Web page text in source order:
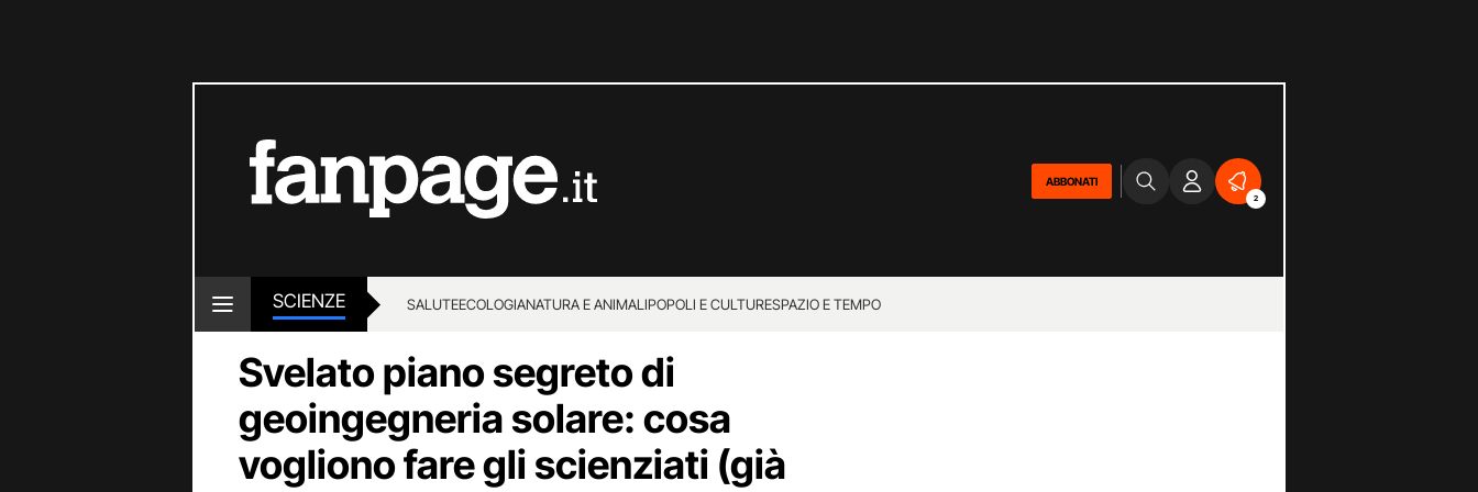
ABBONATI
2
SCIENZE SALUTEECOLOGIANATURA E ANIMALIPOPOLI E CULTURESPAZIO E TEMPO
Svelato piano segreto di
geoingegneria solare: cosa
vogliono fare gli scienziati (già